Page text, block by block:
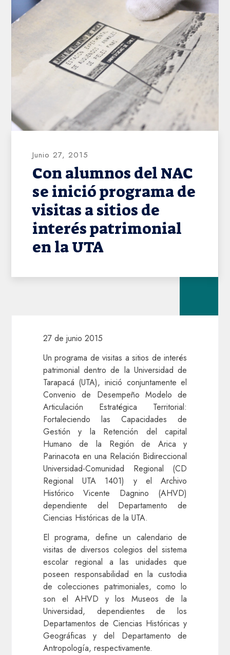
AHVD
Junio 27, 2015
Con alumnos del NAC
se inició programa de
visitas a sitios de
interés patrimonial
en la UTA
27 de junio 2015
Un programa de visitas a sitios de interés
patrimonial dentro de la Universidad de
Tarapacá (UTA), inició conjuntamente el
Convenio de Desempeño Modelo de
Articulación Estratégica Territorial:
Fortaleciendo las Capacidades de
Gestión y la Retención del capital
Humano de la Región de Arica y
Parinacota en una Relación Bidireccional
Universidad-Comunidad Regional (CD
Regional UTA 1401) y el Archivo
Histórico Vicente Dagnino (AHVD)
dependiente del Departamento de
Ciencias Históricas de la UTA.
El programa, define un calendario de
visitas de diversos colegios del sistema
escolar regional a las unidades que
poseen responsabilidad en la custodia
de colecciones patrimoniales, como lo
son el AHVD y los Museos de la
Universidad, dependientes de los
Departamentos de Ciencias Históricas y
Geográficas y del Departamento de
Antropología, respectivamente.